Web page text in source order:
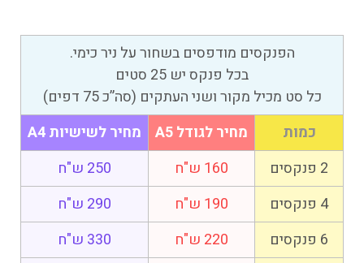
הפנקסים מודפסים בשחור על ניר כימי.
בכל פנקס יש 25 סטים
כל סט מכיל מקור ושני העתקים (סה”כ 75 דפים)
כמות
מחיר לגודל A5
מחיר לשישיות A4
2 פנקסים
160 ש"ח
250 ש"ח
4 פנקסים
190 ש"ח
290 ש"ח
6 פנקסים
220 ש"ח
330 ש"ח